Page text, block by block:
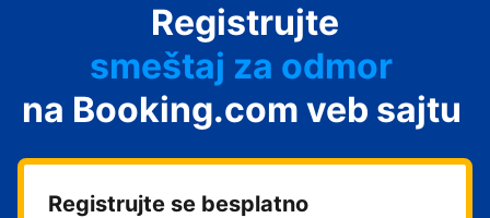
Registrujte
smeštaj za odmor
pansion
hostel
na Booking.com veb sajtu
Registrujte se besplatno